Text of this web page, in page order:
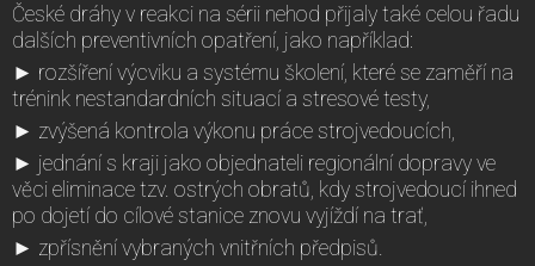
České dráhy v reakci na sérii nehod přijaly také celou řadu
dalších preventivních opatření, jako například:
► rozšíření výcviku a systému školení, které se zaměří na
trénink nestandardních situací a stresové testy,
► zvýšená kontrola výkonu práce strojvedoucích,
► jednání s kraji jako objednateli regionální dopravy ve
věci eliminace tzv. ostrých obratů, kdy strojvedoucí ihned
po dojetí do cílové stanice znovu vyjíždí na trať,
► zpřísnění vybraných vnitřních předpisů.